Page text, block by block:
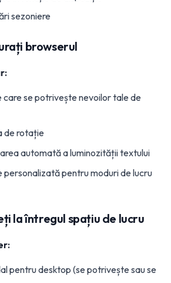
sezoniere
browserul
care se potrivește nevoilor tale de
de rotație
automată a luminozității textului
personalizată pentru moduri de lucru
la întregul spațiu de lucru
pentru desktop (se potrivește sau se